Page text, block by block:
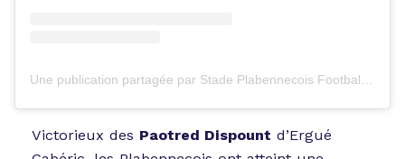
Victorieux des Paotred Dispount d’Ergué